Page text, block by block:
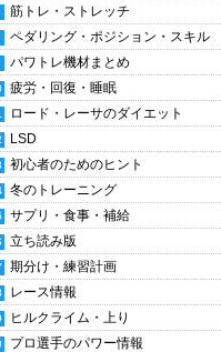
筋トレ・ストレッチ
ペダリング・ポジション・スキル
パワトレ機材まとめ
疲労・回復・睡眠
ロード・レーサのダイエット
LSD
初心者のためのヒント
冬のトレーニング
サプリ・食事・補給
立ち読み版
期分け・練習計画
レース情報
ヒルクライム・上り
プロ選手のパワー情報